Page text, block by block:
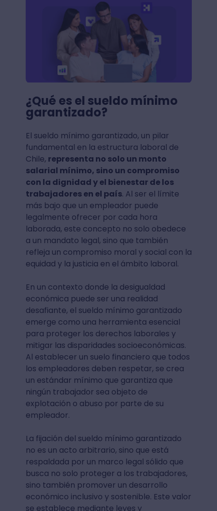
¿Qué es el sueldo mínimo
garantizado?
El sueldo mínimo garantizado, un pilar
fundamental en la estructura laboral de
Chile, representa no solo un monto
salarial mínimo, sino un compromiso
con la dignidad y el bienestar de los
trabajadores en el país. Al ser el límite
más bajo que un empleador puede
legalmente ofrecer por cada hora
laborada, este concepto no solo obedece
a un mandato legal, sino que también
refleja un compromiso moral y social con la
equidad y la justicia en el ámbito laboral.
En un contexto donde la desigualdad
económica puede ser una realidad
desafiante, el sueldo mínimo garantizado
emerge como una herramienta esencial
para proteger los derechos laborales y
mitigar las disparidades socioeconómicas.
Al establecer un suelo financiero que todos
los empleadores deben respetar, se crea
un estándar mínimo que garantiza que
ningún trabajador sea objeto de
explotación o abuso por parte de su
empleador.
La fijación del sueldo mínimo garantizado
no es un acto arbitrario, sino que está
respaldada por un marco legal sólido que
busca no solo proteger a los trabajadores,
sino también promover un desarrollo
económico inclusivo y sostenible. Este valor
se establece mediante leyes y